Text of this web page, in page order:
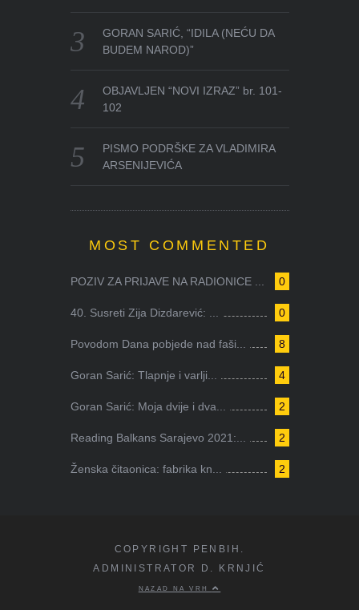
GORAN SARIĆ, “IDILA (NEĆU DA
BUDEM NAROD)”
OBJAVLJEN “NOVI IZRAZ” br. 101-
102
PISMO PODRŠKE ZA VLADIMIRA
ARSENIJEVIĆA
MOST COMMENTED
0
POZIV ZA PRIJAVE NA RADIONICE ...
0
40. Susreti Zija Dizdarević: ...
8
Povodom Dana pobjede nad faši...
4
Goran Sarić: Tlapnje i varlji...
2
Goran Sarić: Moja dvije i dva...
2
Reading Balkans Sarajevo 2021:...
2
Ženska čitaonica: fabrika kn...
COPYRIGHT PENBIH.
ADMINISTRATOR D. KRNJIĆ
NAZAD NA VRH